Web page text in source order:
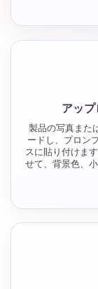
アッ
製品の写真また
ードし、プロン
スに貼り付けま
せて、背景色、